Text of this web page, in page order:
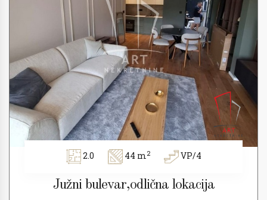
2.0 44 m2 VP/4
Južni bulevar,odlična lokacija